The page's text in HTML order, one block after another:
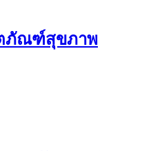
ภัณฑ์สุขภาพ